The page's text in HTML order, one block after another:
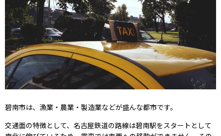
碧南市は、漁業・農業・製造業などが盛んな都市です。
交通面の特徴として、名古屋鉄道の路線は碧南駅をスタートとして